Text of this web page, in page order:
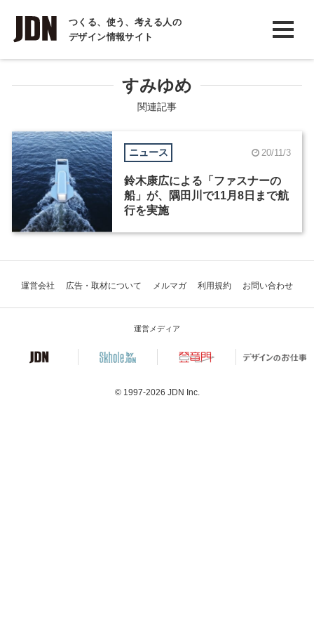
つくる、使う、考える人の
デザイン情報サイト
INTERVIEW
インタビュー
COLUMN
コラム
すみゆめ
関連記事
ニュース 20/11/3
鈴木康広による「ファスナーの
船」が、隅田川で11月8日まで航
行を実施
運営会社 広告・取材について メルマガ 利用規約 お問い合わせ
運営メディア
© 1997-2026 JDN Inc.